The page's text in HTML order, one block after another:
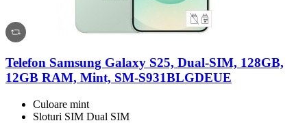
Telefon Samsung Galaxy S25, Dual-SIM, 128GB,
12GB RAM, Mint, SM-S931BLGDEUE
Culoare mint
Sloturi SIM Dual SIM